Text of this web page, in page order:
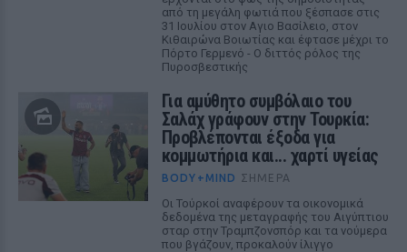
από τη μεγάλη φωτιά που ξέσπασε στις
31 Ιουλίου στον Αγιο Βασίλειο, στον
Κιθαιρώνα Βοιωτίας και έφτασε μέχρι το
Πόρτο Γερμενό - Ο διττός ρόλος της
Πυροσβεστικής
Για αμύθητο συμβόλαιο του
Σαλάχ γράφουν στην Τουρκία:
Προβλέπονται έξοδα για
κομμωτήρια και... χαρτί υγείας
BODY+MIND ΣΉΜΕΡΑ
Οι Τούρκοί αναφέρουν τα οικονομικά
δεδομένα της μεταγραφής του Αιγύπτιου
σταρ στην Τραμπζονσπόρ και τα νούμερα
που βγάζουν, προκαλούν ίλιγγο